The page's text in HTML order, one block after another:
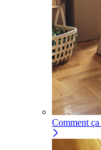
Comment ça